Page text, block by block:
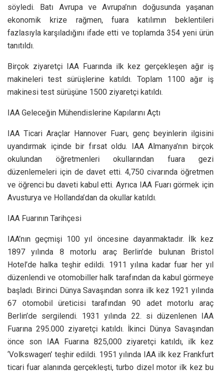
söyledi. Batı Avrupa ve Avrupa’nın doğusunda yaşanan
ekonomik krize rağmen, fuara katılımın beklentileri
fazlasıyla karşıladığını ifade etti ve toplamda 354 yeni ürün
tanıtıldı.
Birçok ziyaretçi IAA Fuarında ilk kez gerçekleşen ağır iş
makineleri test sürüşlerine katıldı. Toplam 1100 ağır iş
makinesi test sürüşüne 1500 ziyaretçi katıldı.
IAA Geleceğin Mühendislerine Kapılarını Açtı
IAA Ticari Araçlar Hannover Fuarı, genç beyinlerin ilgisini
uyandırmak içinde bir fırsat oldu. IAA Almanya’nın birçok
okulundan öğretmenleri okullarından fuara gezi
düzenlemeleri için de davet etti. 4,750 civarında öğretmen
ve öğrenci bu daveti kabul etti. Ayrıca IAA Fuarı görmek için
Avusturya ve Hollanda’dan da okullar katıldı.
IAA Fuarının Tarihçesi
IAA’nın geçmişi 100 yıl öncesine dayanmaktadır. İlk kez
1897 yılında 8 motorlu araç Berlin’de bulunan Bristol
Hotel’de halka teşhir edildi. 1911 yılına kadar fuar her yıl
düzenlendi ve otomobiller halk tarafından da kabul görmeye
başladı. Birinci Dünya Savaşından sonra ilk kez 1921 yılında
67 otomobil üreticisi tarafından 90 adet motorlu araç
Berlin’de sergilendi. 1931 yılında 22. si düzenlenen IAA
Fuarına 295.000 ziyaretçi katıldı. İkinci Dünya Savaşından
önce son IAA Fuarına 825,000 ziyaretçi katıldı, ilk kez
‘Volkswagen’ teşhir edildi. 1951 yılında IAA ilk kez Frankfurt
ticari fuar alanında gerçekleşti, turbo dizel motor ilk kez bu